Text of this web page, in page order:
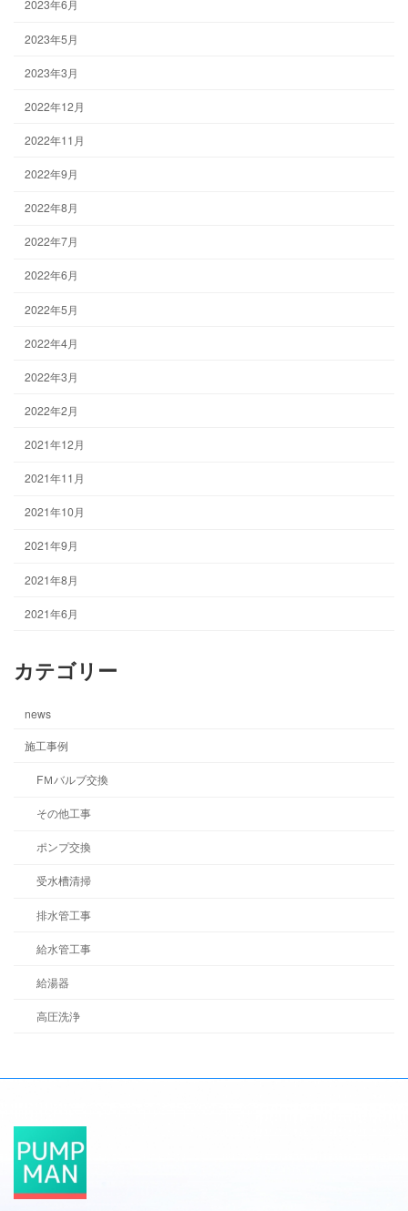
2023年6月
2023年5月
2023年3月
2022年12月
2022年11月
2022年9月
2022年8月
2022年7月
2022年6月
2022年5月
2022年4月
2022年3月
2022年2月
2021年12月
2021年11月
2021年10月
2021年9月
2021年8月
2021年6月
カテゴリー
news
施工事例
FＭバルブ交換
その他工事
ポンプ交換
受水槽清掃
排水管工事
給水管工事
給湯器
高圧洗浄